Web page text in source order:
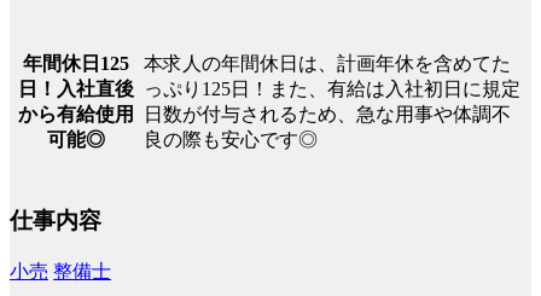
年間休日125
日！入社直後
から有給使用
可能◎
本求人の年間休日は、計画年休を含めてた
っぷり125日！また、有給は入社初日に規定
日数が付与されるため、急な用事や体調不
良の際も安心です◎
仕事内容
小売 整備士